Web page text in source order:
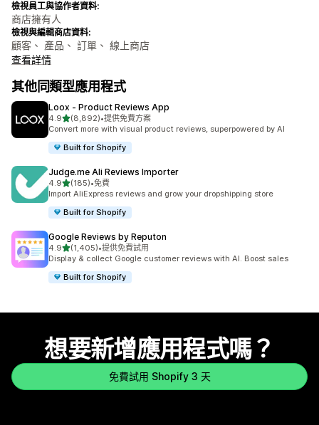
檢視員工與協作者資料:
商店擁有人
檢視與編輯商店資料:
顧客、 產品、 訂單、 線上商店
查看詳情
其他同類型應用程式
Loox ‑ Product Reviews App
4.9滿分 5 顆星
(8,892)
共有 8892 則評價
•提供免費方案
Convert more with visual product reviews, superpowered by AI
Built for Shopify
Judge.me Ali Reviews Importer
4.9滿分 5 顆星
(185)
共有 185 則評價
•免費
Import AliExpress reviews and grow your dropshipping store
Built for Shopify
Google Reviews by Reputon
4.9滿分 5 顆星
(1,405)
共有 1405 則評價
•提供免費試用
Display & collect Google customer reviews with AI. Boost sales
Built for Shopify
想要新增應用程式嗎？
免費試用 Shopify 3 天